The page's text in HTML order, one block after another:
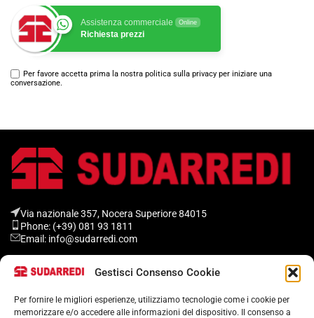
Gestisci Consenso Cookie
Per fornire le migliori esperienze, utilizziamo tecnologie come i cookie per
memorizzare e/o accedere alle informazioni del dispositivo. Il consenso a
Assistenza commerciale Online
Richiesta prezzi
Per favore accetta prima la nostra politica sulla privacy per iniziare una
conversazione.
Via nazionale 357, Nocera Superiore 84015​
Phone: (+39) 081 93 1811
Email: info@sudarredi.com
SCUOLA
UFFICIO